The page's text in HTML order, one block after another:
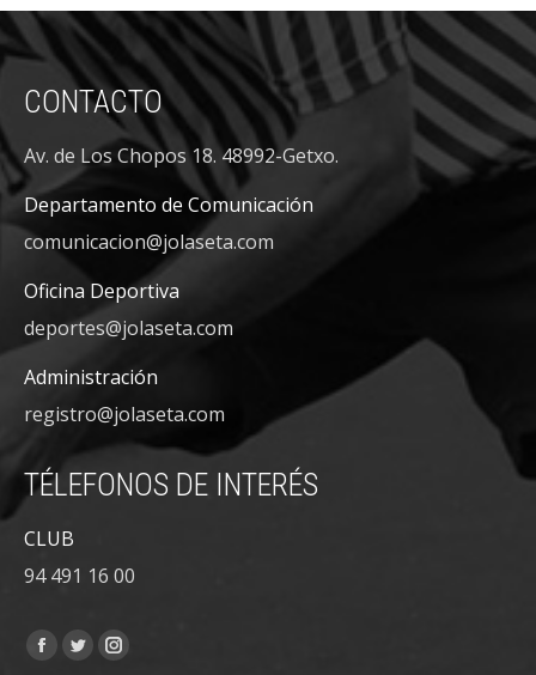
CONTACTO
Av. de Los Chopos 18. 48992-Getxo.
Departamento de Comunicación
comunicacion@jolaseta.com
Oficina Deportiva
deportes@jolaseta.com
Administración
registro@jolaseta.com
TÉLEFONOS DE INTERÉS
CLUB
94 491 16 00
Encuéntranos en:
Facebook
TwitterInstagram